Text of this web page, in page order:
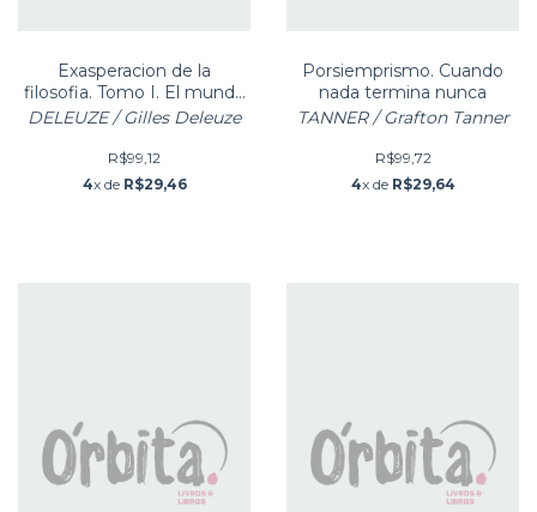
Exasperacion de la
filosofia. Tomo I. El mundo
de Leibniz
DELEUZE / Gilles Deleuze
R$99,12
4x de R$29,46
Porsiemprismo. Cuando
nada termina nunca
TANNER / Grafton Tanner
R$99,72
4x de R$29,64